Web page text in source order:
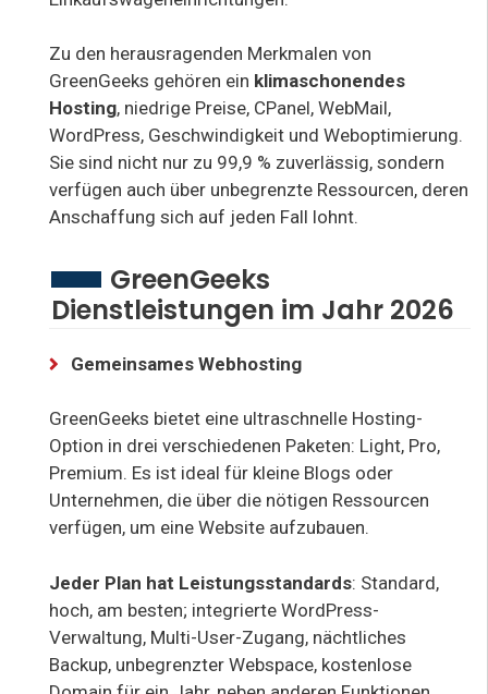
Zu den herausragenden Merkmalen von
GreenGeeks gehören ein klimaschonendes
Hosting, niedrige Preise, CPanel, WebMail,
WordPress, Geschwindigkeit und Weboptimierung.
Sie sind nicht nur zu 99,9 % zuverlässig, sondern
verfügen auch über unbegrenzte Ressourcen, deren
Anschaffung sich auf jeden Fall lohnt.
GreenGeeks
Dienstleistungen im Jahr 2026
Gemeinsames Webhosting
GreenGeeks bietet eine ultraschnelle Hosting-
Option in drei verschiedenen Paketen: Light, Pro,
Premium. Es ist ideal für kleine Blogs oder
Unternehmen, die über die nötigen Ressourcen
verfügen, um eine Website aufzubauen.
Jeder Plan hat Leistungsstandards: Standard,
hoch, am besten; integrierte WordPress-
Verwaltung, Multi-User-Zugang, nächtliches
Backup, unbegrenzter Webspace, kostenlose